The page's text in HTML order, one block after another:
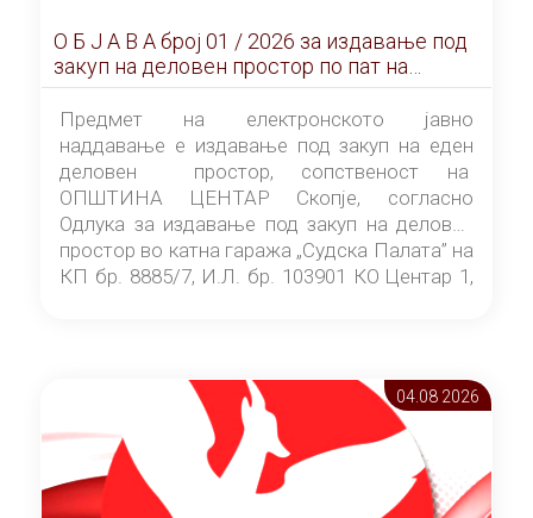
О Б Ј А В А брoj 01 / 2026 за издавање под
закуп на деловен простор по пат на
ЕЛЕКТРОНСКО ЈАВНО НАДДАВАЊЕ
Предмет на електронското јавно
наддавање е издавање под закуп на еден
деловен простор, сопственост на
ОПШТИНА ЦЕНТАР Скопје, согласно
Одлука за издавање под закуп на деловен
простор во катна гаража „Судска Палата” на
КП бр. 8885/7, И.Л. бр. 103901 КО Центар 1,
Скопје” број 9/2026), за времетраење од 3
(три) години од денот на потпишувањето на
Договорот за закуп со најповолниот
понудувач.
04.08 2026